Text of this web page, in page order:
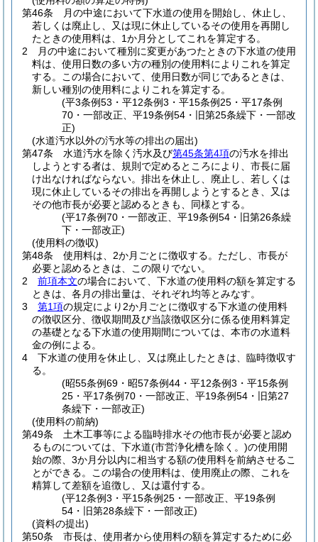
第46条
月の中途において下水道の使用を開始し、休止し、
若しくは廃止し、又は現に休止しているその使用を再開し
たときの使用料は、1か月分としてこれを算定する。
2
月の中途において種別に変更があつたときの下水道の使用
料は、使用日数の多い方の種別の使用料によりこれを算定
する。
この場合において、使用日数が同じであるときは、
新しい種別の使用料によりこれを算定する。
(平3条例53・平12条例3・平15条例25・平17条例
70・一部改正、平19条例54・旧第25条繰下・一部改
正)
(水道汚水以外の汚水等の排出の届出)
第47条
水道汚水を除く汚水及び第45条第4項の汚水を排出
しようとする者は、規則で定めるところにより、市長に届
け出なければならない。 排出を休止し、廃止し、若しくは
現に休止しているその排出を再開しようとするとき、又は
その他市長が必要と認めるときも、同様とする。
(平17条例70・一部改正、平19条例54・旧第26条繰
下・一部改正)
(使用料の徴収)
第48条
使用料は、2か月ごとに徴収する。 ただし、市長が
必要と認めるときは、この限りでない。
2
前項本文の場合において、下水道の使用料の額を算定する
ときは、各月の排出量は、それぞれ均等とみなす。
3
第1項の規定により2か月ごとに徴収する下水道の使用料
の徴収区分、徴収期間及び当該徴収区分に係る使用料算定
の基礎となる下水道の使用期間については、本市の水道料
金の例による。
4
下水道の使用を休止し、又は廃止したときは、臨時徴収す
る。
(昭55条例69・昭57条例44・平12条例3・平15条例
25・平17条例70・一部改正、平19条例54・旧第27
条繰下・一部改正)
(使用料の前納)
第49条
土木工事等による臨時排水その他市長が必要と認め
るものについては、下水道(市営浄化槽を除く。)の使用開
始の際、3か月分以内に相当する額の使用料を前納させるこ
とができる。
この場合の使用料は、使用廃止の際、これを
精算して差額を追徴し、又は還付する。
(平12条例3・平15条例25・一部改正、平19条例
54・旧第28条繰下・一部改正)
(資料の提出)
第50条
市長は、使用者から使用料の額を算定するために必